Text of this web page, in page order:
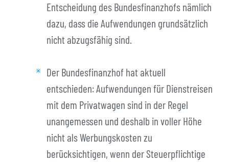
Entscheidung des Bundesfinanzhofs nämlich
dazu, dass die Aufwendungen grundsätzlich
nicht abzugsfähig sind.
Der Bundesfinanzhof hat aktuell
entschieden: Aufwendungen für Dienstreisen
mit dem Privatwagen sind in der Regel
unangemessen und deshalb in voller Höhe
nicht als Werbungskosten zu
berücksichtigen, wenn der Steuerpflichtige